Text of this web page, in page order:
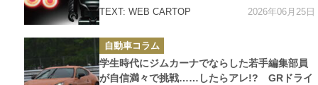
TEXT: WEB CARTOP 2026年06月25日
カ
テ
ゴ
リ
ー
自動車コラム
学生時代にジムカーナでならした若手編集部員
が自信満々で挑戦……したらアレ!? GRドライ